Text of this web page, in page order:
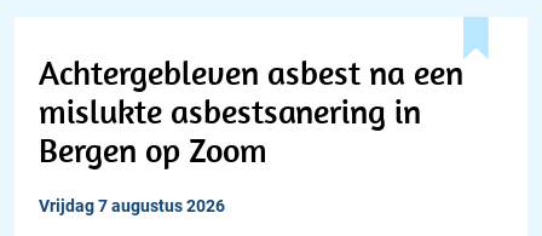
Achtergebleven asbest na een
mislukte asbestsanering in
Bergen op Zoom
vrijdag 7 augustus 2026